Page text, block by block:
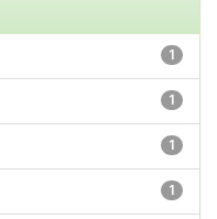
1
1
1
1